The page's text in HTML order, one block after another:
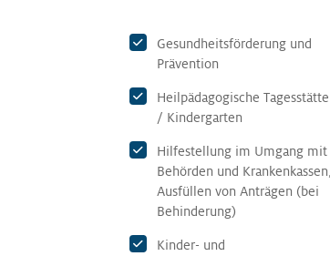
Gesundheitsförderung und
Prävention
Heilpädagogische Tagesstätte
/ Kindergarten
Hilfestellung im Umgang mit
Behörden und Krankenkassen,
Ausfüllen von Anträgen (bei
Behinderung)
Kinder- und